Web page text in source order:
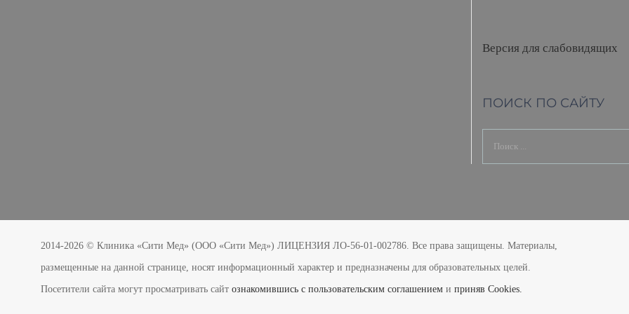
Версия для слабовидящих
ПОИСК ПО САЙТУ
Результат
поиска:
2014-2026 © Клиника «Сити Мед» (ООО «Сити Мед») ЛИЦЕНЗИЯ ЛО-56-01-002786. Все права защищены. Материалы,
размещенные на данной странице, носят информационный характер и предназначены для образовательных целей.
Посетители сайта могут просматривать сайтознакомившись с пользовательским соглашением иприняв Cookies.